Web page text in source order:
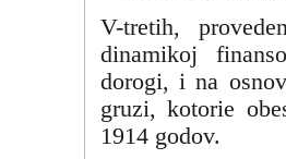
V-tretih,
dinamikoj
dorogi, i na
gruzi, kotorie
1914 godov.